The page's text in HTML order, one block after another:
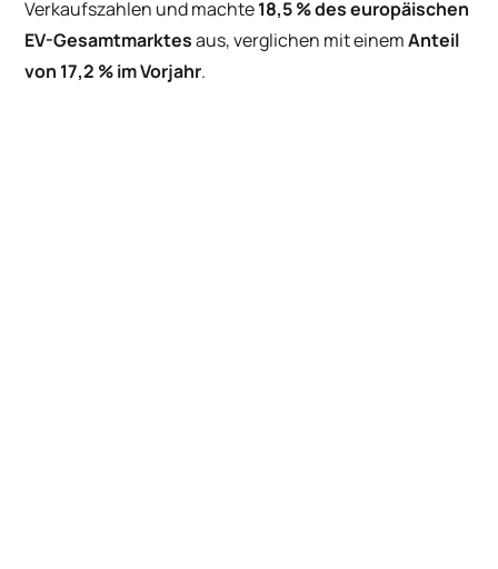
Verkaufszahlen und machte18,5 % des europäischen
EV-Gesamtmarktesaus, verglichen mit einemAnteil
von 17,2 % im Vorjahr.